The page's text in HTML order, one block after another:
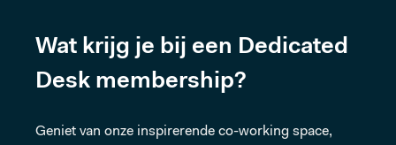
Wat krijg je bij een Dedicated
Desk membership?
Geniet van onze inspirerende co-working space,